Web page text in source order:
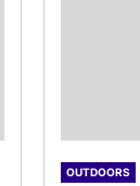
OUTDOORS